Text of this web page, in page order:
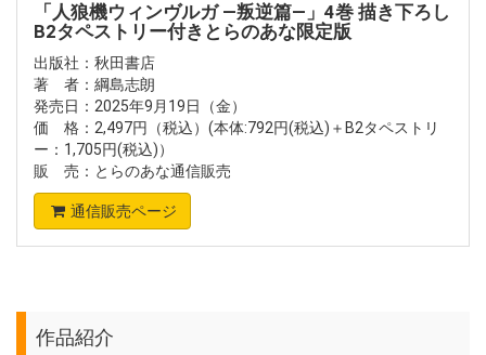
「人狼機ウィンヴルガ ―叛逆篇―」4巻 描き下ろし
B2タペストリー付きとらのあな限定版
出版社：秋田書店
著 者：綱島志朗
発売日：2025年9月19日（金）
価 格：2,497円（税込）(本体:792円(税込)＋B2タペストリ
ー：1,705円(税込)）
販 売：とらのあな通信販売
通信販売ページ
作品紹介